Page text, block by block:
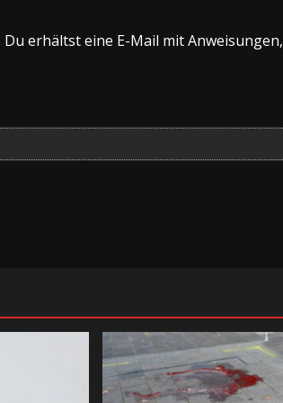
erhältst eine E-Mail mit Anweisungen,